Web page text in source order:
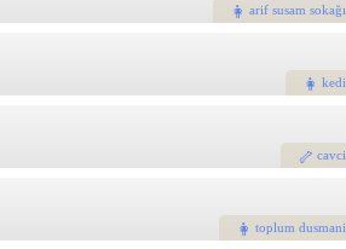
arif susam sokağı
kedi
cavci
toplum dusmani